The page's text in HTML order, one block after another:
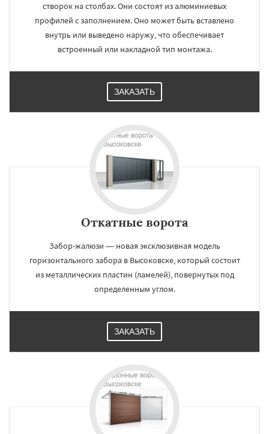
створок на столбах. Они состоят из алюминиевых
профилей с заполнением. Оно может быть вставлено
внутрь или выведено наружу, что обеспечивает
встроенный или накладной тип монтажа.
ЗАКАЗАТЬ
Откатные ворота
Забор-жалюзи — новая эксклюзивная модель
горизонтального забора в Высоковске, который состоит
из металлических пластин (ламелей), повернутых под
определенным углом.
ЗАКАЗАТЬ